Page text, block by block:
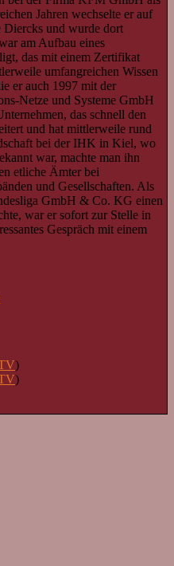
Jahren wechselte er auf
Diercks und wurde dort
am Aufbau eines
das mit einem Zertifikat
umfangreichen Wissen
er auch 1997 mit der
Netze und Systeme GmbH
das schnell den
und hat mittlerweile rund
bei der IHK in Kiel, wo
war, machte man ihn
etliche Ämter bei
und Gesellschaften. Als
GmbH & Co. KG einen
war er sofort zur Stelle in
Gespräch mit einem
)
)